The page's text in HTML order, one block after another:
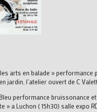
arts en balade » performance
jardin, l’atelier ouvert de C
performance bruissonance
» a Luchon ( 15h30) salle expo